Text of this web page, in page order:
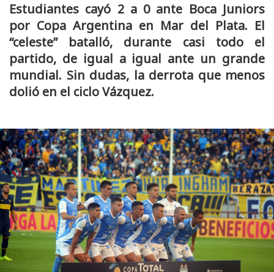
Estudiantes cayó 2 a 0 ante Boca Juniors
por Copa Argentina en Mar del Plata. El
“celeste” batalló, durante casi todo el
partido, de igual a igual ante un grande
mundial. Sin dudas, la derrota que menos
dolió en el ciclo Vázquez.